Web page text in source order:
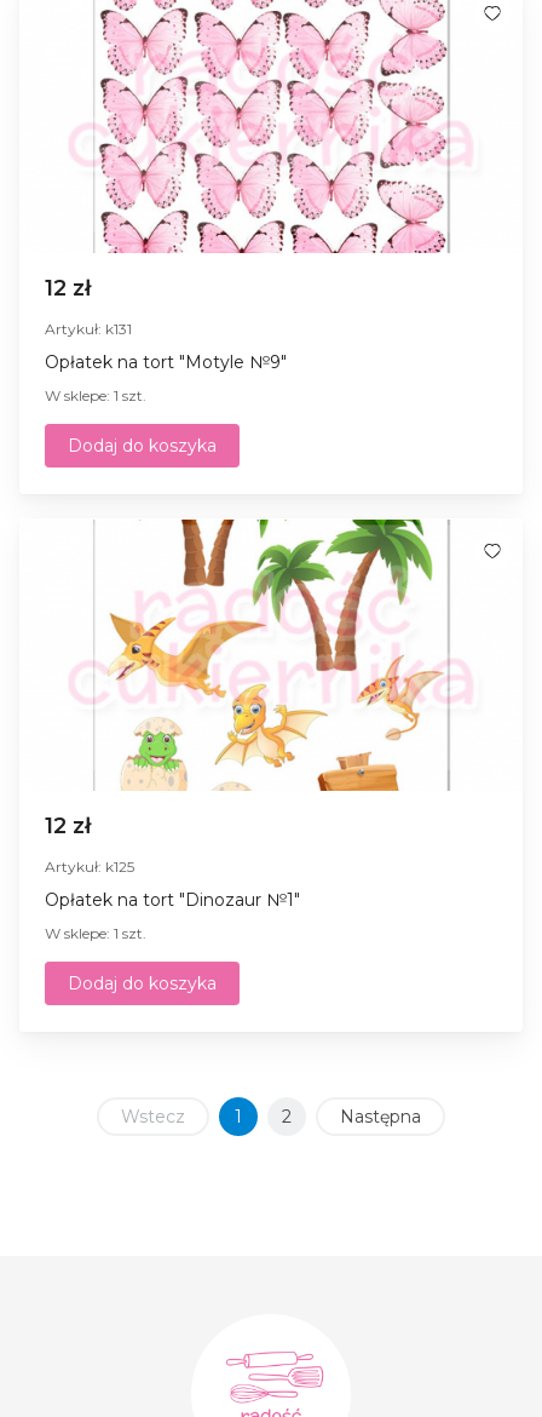
12 zł
Artykuł: k131
Opłatek na tort "Motyle №9"
W sklepe: 1 szt.
Dodaj do koszyka
12 zł
Artykuł: k125
Opłatek na tort "Dinozaur №1"
W sklepe: 1 szt.
Dodaj do koszyka
Wstecz 1 2 Następna